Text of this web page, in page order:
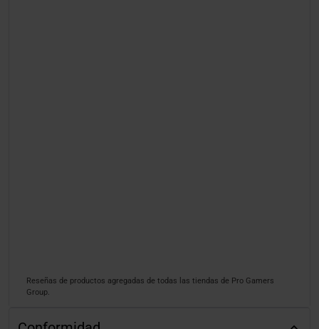
Reseñas de productos agregadas de todas las tiendas de Pro Gamers
Group.